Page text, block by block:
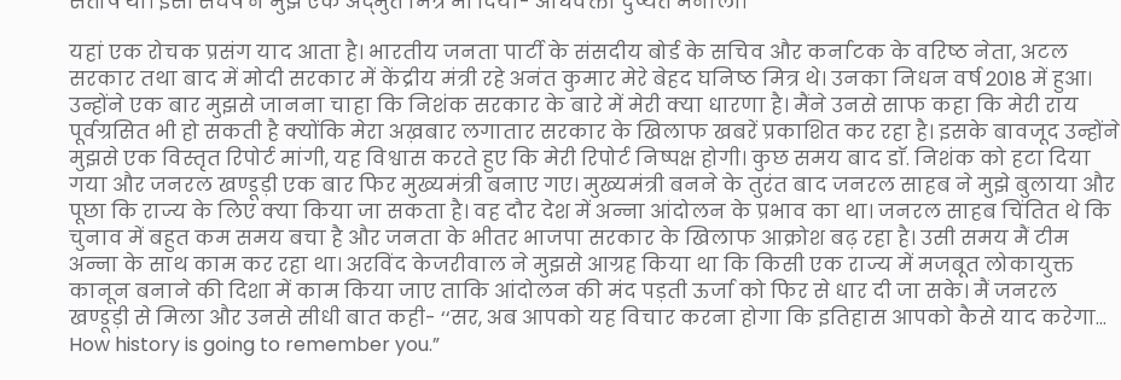
यहां एक रोचक प्रसंग याद आता है। भारतीय जनता पार्टी के संसदीय बोर्ड के सचिव और कर्नाटक के वरिष्ठ नेता, अटल
सरकार तथा बाद में मोदी सरकार में केंद्रीय मंत्री रहे अनंत कुमार मेरे बेहद घनिष्ठ मित्र थे। उनका निधन वर्ष 2018 में हुआ।
उन्होंने एक बार मुझसे जानना चाहा कि निशंक सरकार के बारे में मेरी क्या धारणा है। मैंने उनसे साफ कहा कि मेरी राय
पूर्वग्रसित भी हो सकती है क्योंकि मेरा अख़बार लगातार सरकार के खिलाफ खबरें प्रकाशित कर रहा है। इसके बावजूद उन्होंने
मुझसे एक विस्तृत रिपोर्ट मांगी, यह विश्वास करते हुए कि मेरी रिपोर्ट निष्पक्ष होगी। कुछ समय बाद डाॅ. निशंक को हटा दिया
गया और जनरल खण्डूड़ी एक बार फिर मुख्यमंत्री बनाए गए। मुख्यमंत्री बनने के तुरंत बाद जनरल साहब ने मुझे बुलाया और
पूछा कि राज्य के लिए क्या किया जा सकता है। वह दौर देश में अन्ना आंदोलन के प्रभाव का था। जनरल साहब चिंतित थे कि
चुनाव में बहुत कम समय बचा है और जनता के भीतर भाजपा सरकार के खिलाफ आक्रोश बढ़ रहा है। उसी समय मैं टीम
अन्ना के साथ काम कर रहा था। अरविंद केजरीवाल ने मुझसे आग्रह किया था कि किसी एक राज्य में मजबूत लोकायुक्त
कानून बनाने की दिशा में काम किया जाए ताकि आंदोलन की मंद पड़ती ऊर्जा को फिर से धार दी जा सके। मैं जनरल
खण्डूड़ी से मिला और उनसे सीधी बात कही- ‘‘सर, अब आपको यह विचार करना होगा कि इतिहास आपको कैसे याद करेगा…
How history is going to remember you.”